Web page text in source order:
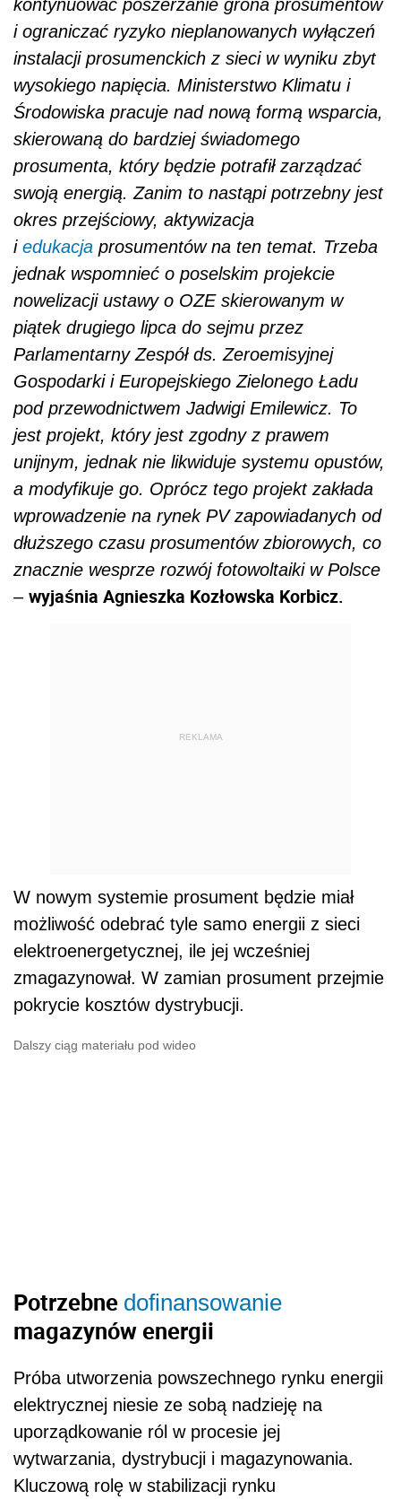
kontynuować poszerzanie grona prosumentów
i ograniczać ryzyko nieplanowanych wyłączeń
instalacji prosumenckich z sieci w wyniku zbyt
wysokiego napięcia. Ministerstwo Klimatu i
Środowiska pracuje nad nową formą wsparcia,
skierowaną do bardziej świadomego
prosumenta, który będzie potrafił zarządzać
swoją energią. Zanim to nastąpi potrzebny jest
okres przejściowy, aktywizacja
i edukacja prosumentów na ten temat. Trzeba
jednak wspomnieć o poselskim projekcie
nowelizacji ustawy o OZE skierowanym w
piątek drugiego lipca do sejmu przez
Parlamentarny Zespół ds. Zeroemisyjnej
Gospodarki i Europejskiego Zielonego Ładu
pod przewodnictwem Jadwigi Emilewicz. To
jest projekt, który jest zgodny z prawem
unijnym, jednak nie likwiduje systemu opustów,
a modyfikuje go. Oprócz tego projekt zakłada
wprowadzenie na rynek PV zapowiadanych od
dłuższego czasu prosumentów zbiorowych, co
znacznie wesprze rozwój fotowoltaiki w Polsce
– wyjaśnia Agnieszka Kozłowska Korbicz.
REKLAMA
W nowym systemie prosument będzie miał
możliwość odebrać tyle samo energii z sieci
elektroenergetycznej, ile jej wcześniej
zmagazynował. W zamian prosument przejmie
pokrycie kosztów dystrybucji.
Dalszy ciąg materiału pod wideo
Potrzebne dofinansowanie
magazynów energii
Próba utworzenia powszechnego rynku energii
elektrycznej niesie ze sobą nadzieję na
uporządkowanie ról w procesie jej
wytwarzania, dystrybucji i magazynowania.
Kluczową rolę w stabilizacji rynku